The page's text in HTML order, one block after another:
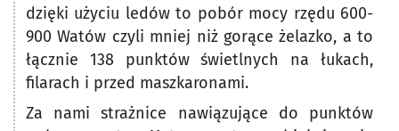
dzięki użyciu ledów to pobór mocy rzędu 600-
900 Watów czyli mniej niż gorące żelazko, a to
łącznie 138 punktów świetlnych na łukach,
filarach i przed maszkaronami.
Za nami strażnice nawiązujące do punktów